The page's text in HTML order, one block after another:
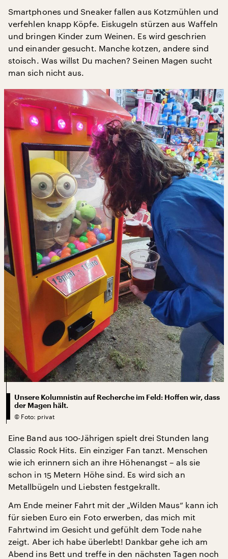
Smartphones und Sneaker fallen aus Kotzmühlen und
verfehlen knapp Köpfe. Eiskugeln stürzen aus Waffeln
und bringen Kinder zum Weinen. Es wird geschrien
und einander gesucht. Manche kotzen, andere sind
stoisch. Was willst Du machen? Seinen Magen sucht
man sich nicht aus.
Unsere Kolumnistin auf Recherche im Feld: Hoffen wir, dass
der Magen hält.
© Foto: privat
Eine Band aus 100-Jährigen spielt drei Stunden lang
Classic Rock Hits. Ein einziger Fan tanzt. Menschen
wie ich erinnern sich an ihre Höhenangst – als sie
schon in 15 Metern Höhe sind. Es wird sich an
Metallbügeln und Liebsten festgekrallt.
Am Ende meiner Fahrt mit der „Wilden Maus“ kann ich
für sieben Euro ein Foto erwerben, das mich mit
Fahrtwind im Gesicht und gefühlt dem Tode nahe
zeigt. Aber ich habe überlebt! Dankbar gehe ich am
Abend ins Bett und treffe in den nächsten Tagen noch